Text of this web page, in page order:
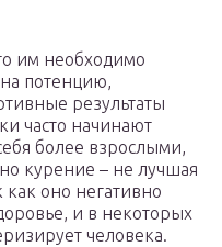
им необходимо
потенцию,
результаты
часто начинают
более взрослыми,
курение – не лучшая
как оно негативно
и в некоторых
человека.